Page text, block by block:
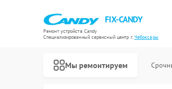
FIX-CANDY
Ремонт устройств Candy
Специализированный cервисный центр г.Чебоксары
Мы ремонтируем